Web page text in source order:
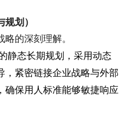
划）
的深刻理解。
静态长期规划，采用动态
，紧密链接企业战略与外部
确保用人标准能够敏捷响应